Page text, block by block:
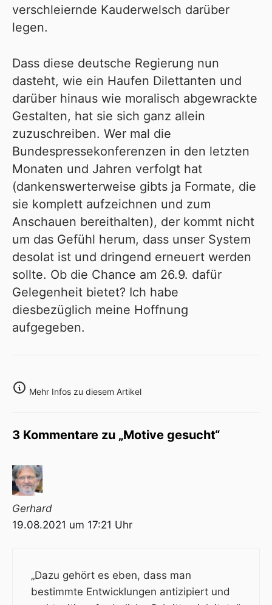
verschleiernde Kauderwelsch darüber
legen.
Dass diese deutsche Regierung nun
dasteht, wie ein Haufen Dilettanten und
darüber hinaus wie moralisch abgewrackte
Gestalten, hat sie sich ganz allein
zuzuschreiben. Wer mal die
Bundespressekonferenzen in den letzten
Monaten und Jahren verfolgt hat
(dankenswerterweise gibts ja Formate, die
sie komplett aufzeichnen und zum
Anschauen bereithalten), der kommt nicht
um das Gefühl herum, dass unser System
desolat ist und dringend erneuert werden
sollte. Ob die Chance am 26.9. dafür
Gelegenheit bietet? Ich habe
diesbezüglich meine Hoffnung
aufgegeben.
Mehr Infos zu diesem Artikel
3 Kommentare zu „Motive gesucht“
Gerhard
19.08.2021 um 17:21 Uhr
„Dazu gehört es eben, dass man
bestimmte Entwicklungen antizipiert und